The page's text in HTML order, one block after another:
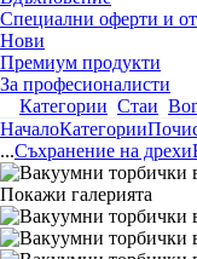
Специални оферти и
Нови
Премиум продукти
За професионалисти
Категории Стаи
НачалоКатегории
...Съхранение на дрехи
Покажи галерията